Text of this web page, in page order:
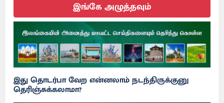
இங்கே அழுத்தவும்
இது தொடர்பா வேற என்னலாம் நடந்திருக்குனு
தெரிஞ்சுக்கலாமா?